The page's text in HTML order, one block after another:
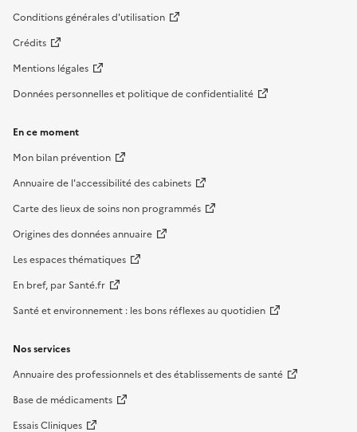
Conditions générales d'utilisation
Crédits
Mentions légales
Données personnelles et politique de confidentialité
En ce moment
Mon bilan prévention
Annuaire de l'accessibilité des cabinets
Carte des lieux de soins non programmés
Origines des données annuaire
Les espaces thématiques
En bref, par Santé.fr
Santé et environnement : les bons réflexes au quotidien
Nos services
Annuaire des professionnels et des établissements de santé
Base de médicaments
Essais Cliniques